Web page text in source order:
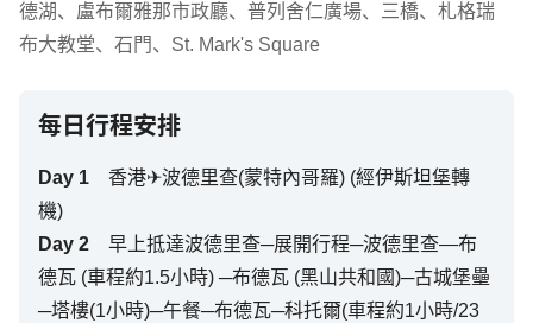
德湖、 盧布爾雅那市政廳、 普列舍仁廣場、 三橋、 札格瑞
布大教堂、 石門、 St. Mark's Square
每日行程安排
Day 1
香港✈波德里查(蒙特內哥羅) (經伊斯坦堡轉
機)
Day 2
早上抵達波德里查─展開行程─波德里查—布
德瓦 (車程約1.5小時) ─布德瓦 (黑山共和國)─古城堡壘
─塔樓(1小時)─午餐─布德瓦─科托爾(車程約1小時/23